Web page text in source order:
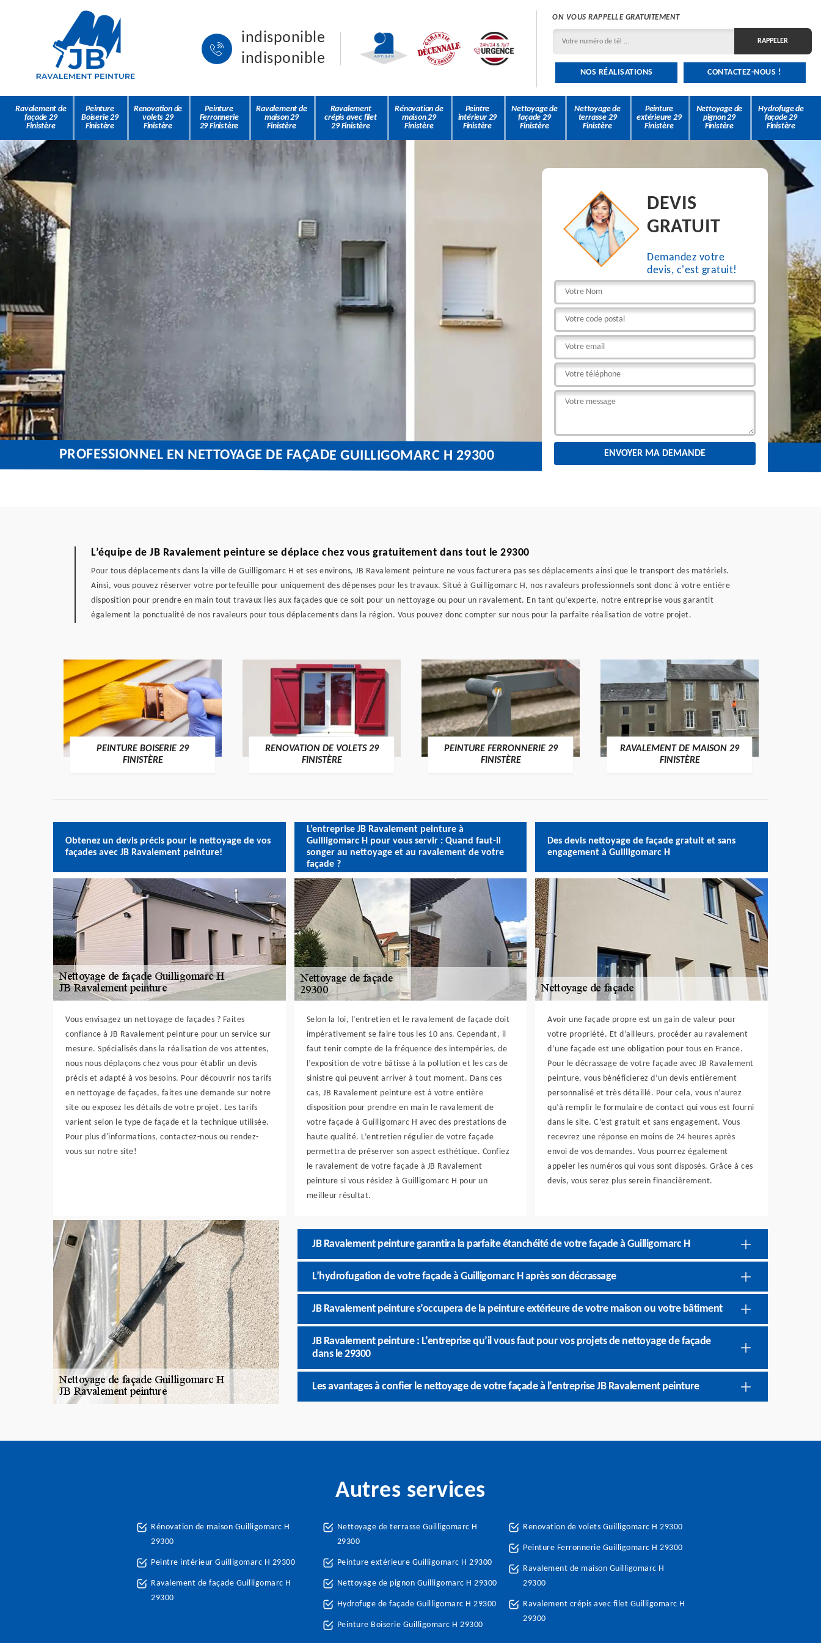
indisponible
indisponible
ON VOUS RAPPELLE GRATUITEMENT
NOS RÉALISATIONS CONTACTEZ-NOUS !
Ravalement de
façade 29
Finistère
Peinture
Boiserie 29
Finistère
Renovation de
volets 29
Finistère
Peinture
Ferronnerie
29 Finistère
Ravalement de
maison 29
Finistère
Ravalement
crépis avec filet
29 Finistère
Rénovation de
maison 29
Finistère
Peintre
intérieur 29
Finistère
Nettoyage de
façade 29
Finistère
Nettoyage de
terrasse 29
Finistère
Peinture
extérieure 29
Finistère
Nettoyage de
pignon 29
Finistère
Hydrofuge de
façade 29
Finistère
DEVIS
GRATUIT
Demandez votre
devis, c'est gratuit!
PROFESSIONNEL EN NETTOYAGE DE FAÇADE GUILLIGOMARC H 29300
L’équipe de JB Ravalement peinture se déplace chez vous gratuitement dans tout le 29300
Pour tous déplacements dans la ville de Guilligomarc H et ses environs, JB Ravalement peinture ne vous facturera pas ses déplacements ainsi que le transport des matériels.
Ainsi, vous pouvez réserver votre portefeuille pour uniquement des dépenses pour les travaux. Situé à Guilligomarc H, nos ravaleurs professionnels sont donc à votre entière
disposition pour prendre en main tout travaux lies aux façades que ce soit pour un nettoyage ou pour un ravalement. En tant qu’experte, notre entreprise vous garantit
également la ponctualité de nos ravaleurs pour tous déplacements dans la région. Vous pouvez donc compter sur nous pour la parfaite réalisation de votre projet.
PEINTURE BOISERIE 29
FINISTÈRE
RENOVATION DE VOLETS 29
FINISTÈRE
PEINTURE FERRONNERIE 29
FINISTÈRE
RAVALEMENT DE MAISON 29
FINISTÈRE
Obtenez un devis précis pour le nettoyage de vos
façades avec JB Ravalement peinture!
Vous envisagez un nettoyage de façades ? Faites
confiance à JB Ravalement peinture pour un service sur
mesure. Spécialisés dans la réalisation de vos attentes,
nous nous déplaçons chez vous pour établir un devis
précis et adapté à vos besoins. Pour découvrir nos tarifs
en nettoyage de façades, faites une demande sur notre
site ou exposez les détails de votre projet. Les tarifs
varient selon le type de façade et la technique utilisée.
Pour plus d'informations, contactez-nous ou rendez-
vous sur notre site!
L’entreprise JB Ravalement peinture à
Guilligomarc H pour vous servir : Quand faut-il
songer au nettoyage et au ravalement de votre
façade ?
Selon la loi, l’entretien et le ravalement de façade doit
impérativement se faire tous les 10 ans. Cependant, il
faut tenir compte de la fréquence des intempéries, de
l’exposition de votre bâtisse à la pollution et les cas de
sinistre qui peuvent arriver à tout moment. Dans ces
cas, JB Ravalement peinture est à votre entière
disposition pour prendre en main le ravalement de
votre façade à Guilligomarc H avec des prestations de
haute qualité. L’entretien régulier de votre façade
permettra de préserver son aspect esthétique. Confiez
le ravalement de votre façade à JB Ravalement
peinture si vous résidez à Guilligomarc H pour un
meilleur résultat.
Des devis nettoyage de façade gratuit et sans
engagement à Guilligomarc H
Avoir une façade propre est un gain de valeur pour
votre propriété. Et d’ailleurs, procéder au ravalement
d’une façade est une obligation pour tous en France.
Pour le décrassage de votre façade avec JB Ravalement
peinture, vous bénéficierez d’un devis entièrement
personnalisé et très détaillé. Pour cela, vous n’aurez
qu’à remplir le formulaire de contact qui vous est fourni
dans le site. C’est gratuit et sans engagement. Vous
recevrez une réponse en moins de 24 heures après
envoi de vos demandes. Vous pourrez également
appeler les numéros qui vous sont disposés. Grâce à ces
devis, vous serez plus serein financièrement.
JB Ravalement peinture garantira la parfaite étanchéité de votre façade à Guilligomarc H
L’hydrofugation de votre façade à Guilligomarc H après son décrassage
JB Ravalement peinture s’occupera de la peinture extérieure de votre maison ou votre bâtiment
JB Ravalement peinture : L’entreprise qu’il vous faut pour vos projets de nettoyage de façade
dans le 29300
Les avantages à confier le nettoyage de votre façade à l’entreprise JB Ravalement peinture
Autres services
Rénovation de maison Guilligomarc H
29300
Peintre intérieur Guilligomarc H 29300
Ravalement de façade Guilligomarc H
29300
Nettoyage de terrasse Guilligomarc H
29300
Peinture extérieure Guilligomarc H 29300
Nettoyage de pignon Guilligomarc H 29300
Hydrofuge de façade Guilligomarc H 29300
Peinture Boiserie Guilligomarc H 29300
Renovation de volets Guilligomarc H 29300
Peinture Ferronnerie Guilligomarc H 29300
Ravalement de maison Guilligomarc H
29300
Ravalement crépis avec filet Guilligomarc H
29300